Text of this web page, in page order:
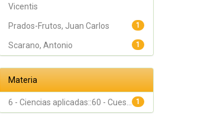
Vicentis
1
Prados-Frutos, Juan Carlos
1
Scarano, Antonio
Materia
1
6 - Ciencias aplicadas::60 - Cues...